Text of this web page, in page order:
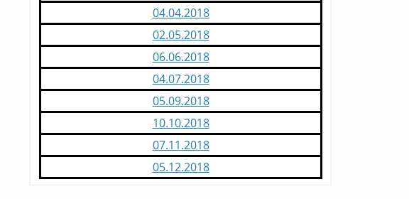
04.04.2018
02.05.2018
06.06.2018
04.07.2018
05.09.2018
10.10.2018
07.11.2018
05.12.2018